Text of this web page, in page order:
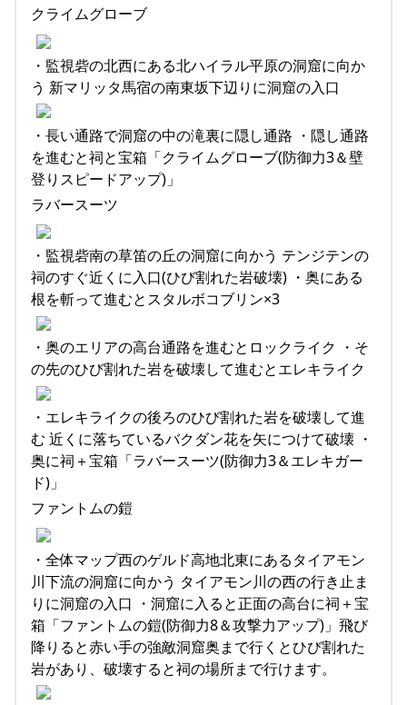
クライムグローブ
・監視砦の北西にある北ハイラル平原の洞窟に向か
う 新マリッタ馬宿の南東坂下辺りに洞窟の入口
・長い通路で洞窟の中の滝裏に隠し通路 ・隠し通路
を進むと祠と宝箱「クライムグローブ(防御力3＆壁
登りスピードアップ)」
ラバースーツ
・監視砦南の草笛の丘の洞窟に向かう テンジテンの
祠のすぐ近くに入口(ひび割れた岩破壊) ・奥にある
根を斬って進むとスタルボコブリン×3
・奥のエリアの高台通路を進むとロックライク ・そ
の先のひび割れた岩を破壊して進むとエレキライク
・エレキライクの後ろのひび割れた岩を破壊して進
む 近くに落ちているバクダン花を矢につけて破壊 ・
奥に祠＋宝箱「ラバースーツ(防御力3＆エレキガー
ド)」
ファントムの鎧
・全体マップ西のゲルド高地北東にあるタイアモン
川下流の洞窟に向かう タイアモン川の西の行き止ま
りに洞窟の入口 ・洞窟に入ると正面の高台に祠＋宝
箱「ファントムの鎧(防御力8＆攻撃力アップ)」飛び
降りると赤い手の強敵洞窟奥まで行くとひび割れた
岩があり、破壊すると祠の場所まで行けます。